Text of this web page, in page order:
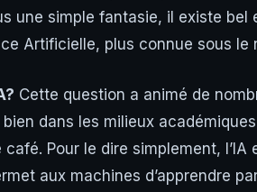
une simple fantasie, il existe bel
Artificielle, plus connue sous le
Cette question a animé de
dans les milieux
Pour le dire simplement, l’IA
aux machines d’apprendre